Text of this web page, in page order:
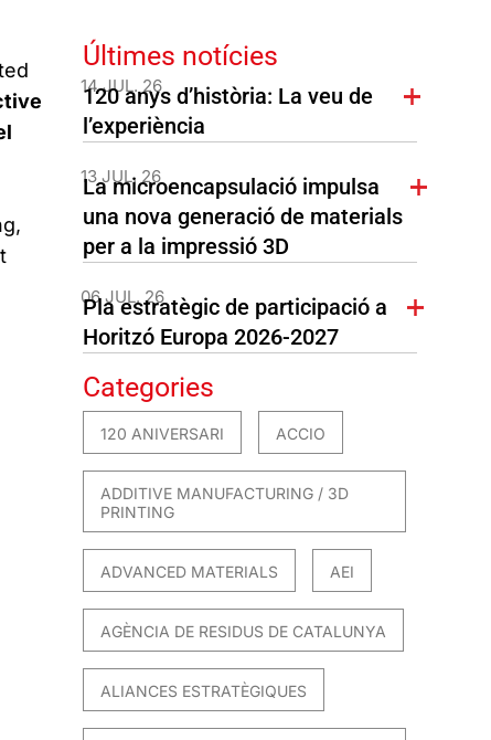
Últimes notícies
14 JUL. 26
120 anys d’història: La veu de
l’experiència
13 JUL. 26
La microencapsulació impulsa
una nova generació de materials
per a la impressió 3D
06 JUL. 26
Pla estratègic de participació a
Horitzó Europa 2026-2027
Categories
120 ANIVERSARI ACCIO
ADDITIVE MANUFACTURING / 3D
PRINTING
ADVANCED MATERIALS AEI
AGÈNCIA DE RESIDUS DE CATALUNYA
ALIANCES ESTRATÈGIQUES